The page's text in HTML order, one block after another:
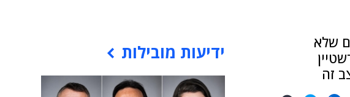
שלא
זה
ידיעות מובילות